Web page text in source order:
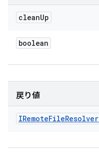
cleanUp
boolean
戻り値
IRemoteFileResolver